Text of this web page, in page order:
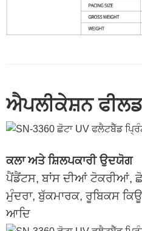
ਐਪਲੀਕੇਸ਼ਨ
ਕਲਾ ਅਤੇ ਸ਼ਿਲਪਕਾਰੀ ਉਦਯੋਗ
ਪੈਂਡੈਂਟਸ, ਬਾਂਸ ਦੀਆਂ ਟੋਕਰੀਆਂ,
ਮੁੰਦਰਾ, ਬੁੱਕਮਾਰਕ, ਰੂਬਿਕਸ
ਆਦਿ